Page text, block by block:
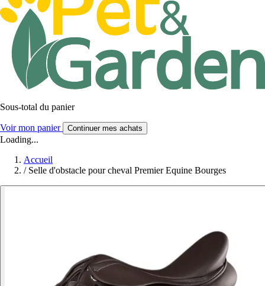
Sous-total du panier
Voir mon panier Continuer mes achats
Loading...
Accueil
/ Selle d'obstacle pour cheval Premier Equine Bourges